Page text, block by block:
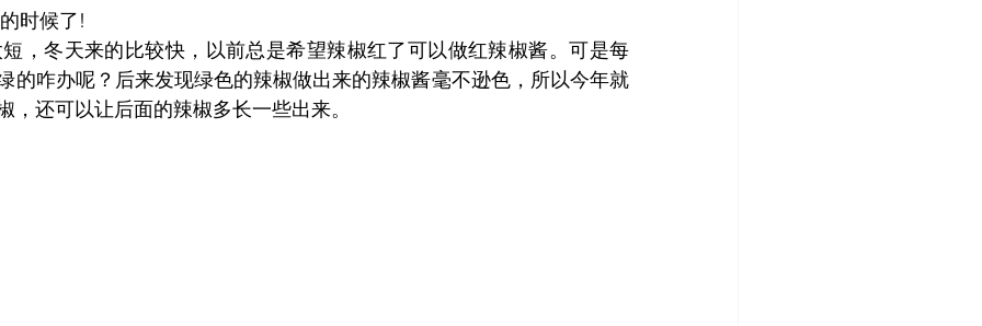
时候了!
的咋办呢？后来发现绿色的辣椒做出来的辣椒酱毫不逊色，所以今年就
，还可以让后面的辣椒多长一些出来。